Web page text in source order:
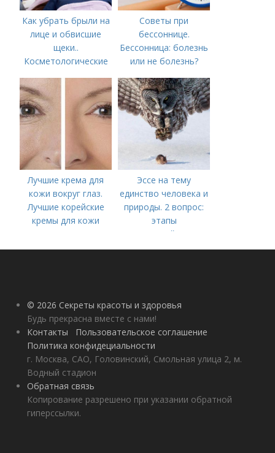
Как убрать брыли на
лице и обвисшие
щеки..
Косметологические
Советы при
бессоннице.
Бессонница: болезнь
или не болезнь?
Лучшие крема для
кожи вокруг глаз.
Лучшие корейские
кремы для кожи
году
Эссе на тему
единство человека и
природы. 2 вопрос:
этапы
взаимодействия
природного и
© 2026 Секреты красоты и здоровья
Будь прекрасна вместе с нами!
Контакты
Пользовательское соглашение
Политика конфидециальности
г. Москва, САО, Головинский, Смольная улица 2, м.
Водный стадион
Обратная связь
Копирование разрешено при указании обратной
гиперссылки.